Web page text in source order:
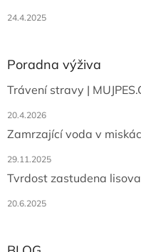
24.4.2025
Poradna výživa
Trávení stravy |
20.4.2026
Zamrzající voda v
29.11.2025
Tvrdost zastudena
20.6.2025